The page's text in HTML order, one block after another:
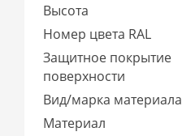
Высота
Номер цвета RAL
Защитное покрытие
поверхности
Вид/марка материала
Материал